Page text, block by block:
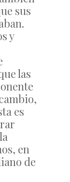
sus
y
las
es
en
de